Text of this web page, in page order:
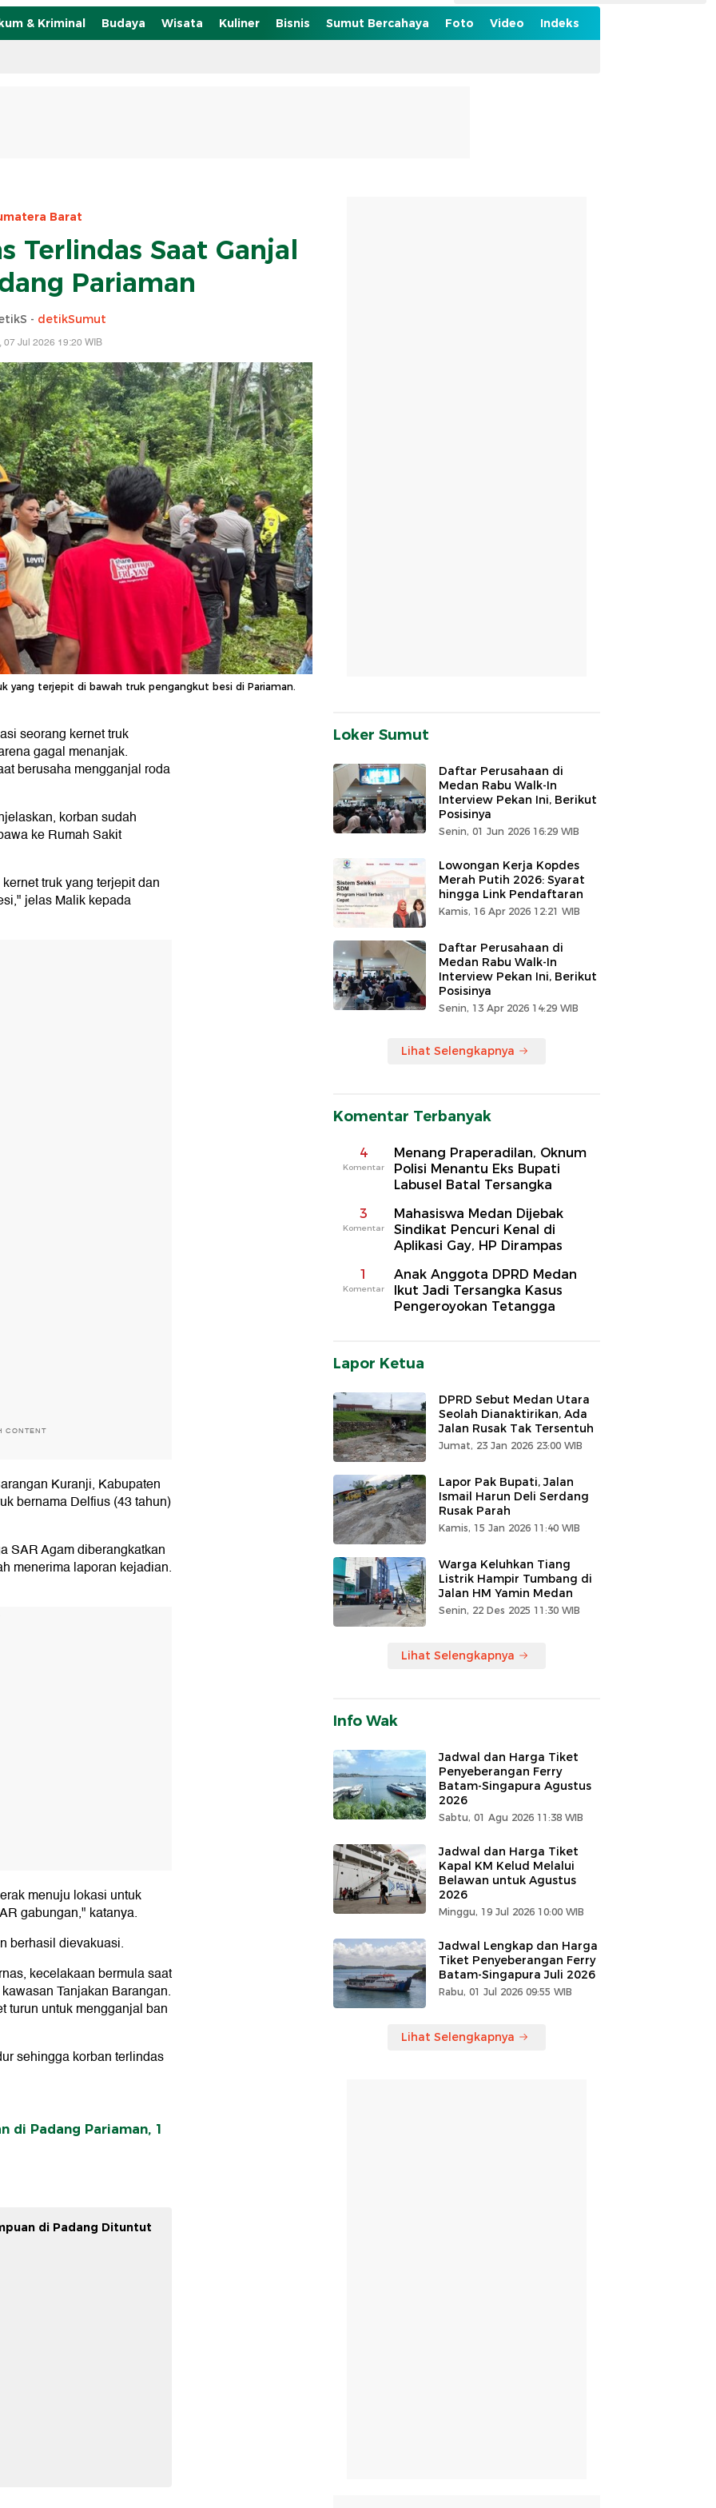
& Kriminal Budaya Wisata Kuliner Bisnis Sumut Bercahaya Foto Video Indeks
Barat
Terlindas Saat Ganjal
Pariaman
- detikSumut
07 Jul 2026 19:20 WIB
yang terjepit di bawah truk pengangkut besi di Pariaman.
seorang kernet truk
gagal menanjak.
berusaha mengganjal roda
korban sudah
ke Rumah Sakit
truk yang terjepit dan
jelas Malik kepada
CONTENT
Kuranji, Kabupaten
bernama Delfius (43 tahun)
SAR Agam diberangkatkan
menerima laporan kejadian.
menuju lokasi untuk
gabungan," katanya.
berhasil dievakuasi.
kecelakaan bermula saat
Tanjakan Barangan.
turun untuk mengganjal ban
sehingga korban terlindas
di Padang Pariaman, 1
di Padang Dituntut
Loker Sumut
Daftar Perusahaan di
Medan Rabu Walk-In
Interview Pekan Ini, Berikut
Posisinya
Senin, 01 Jun 2026 16:29 WIB
Lowongan Kerja Kopdes
Merah Putih 2026: Syarat
hingga Link Pendaftaran
Kamis, 16 Apr 2026 12:21 WIB
Daftar Perusahaan di
Medan Rabu Walk-In
Interview Pekan Ini, Berikut
Posisinya
Senin, 13 Apr 2026 14:29 WIB
Lihat Selengkapnya
Komentar Terbanyak
4
Komentar
Menang Praperadilan, Oknum
Polisi Menantu Eks Bupati
Labusel Batal Tersangka
3
Komentar
Mahasiswa Medan Dijebak
Sindikat Pencuri Kenal di
Aplikasi Gay, HP Dirampas
1
Komentar
Anak Anggota DPRD Medan
Ikut Jadi Tersangka Kasus
Pengeroyokan Tetangga
Lapor Ketua
DPRD Sebut Medan Utara
Seolah Dianaktirikan, Ada
Jalan Rusak Tak Tersentuh
Jumat, 23 Jan 2026 23:00 WIB
Lapor Pak Bupati, Jalan
Ismail Harun Deli Serdang
Rusak Parah
Kamis, 15 Jan 2026 11:40 WIB
Warga Keluhkan Tiang
Listrik Hampir Tumbang di
Jalan HM Yamin Medan
Senin, 22 Des 2025 11:30 WIB
Lihat Selengkapnya
Info Wak
Jadwal dan Harga Tiket
Penyeberangan Ferry
Batam-Singapura Agustus
2026
Sabtu, 01 Agu 2026 11:38 WIB
Jadwal dan Harga Tiket
Kapal KM Kelud Melalui
Belawan untuk Agustus
2026
Minggu, 19 Jul 2026 10:00 WIB
Jadwal Lengkap dan Harga
Tiket Penyeberangan Ferry
Batam-Singapura Juli 2026
Rabu, 01 Jul 2026 09:55 WIB
Lihat Selengkapnya